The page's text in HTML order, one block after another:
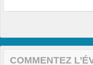
COMMENTEZ